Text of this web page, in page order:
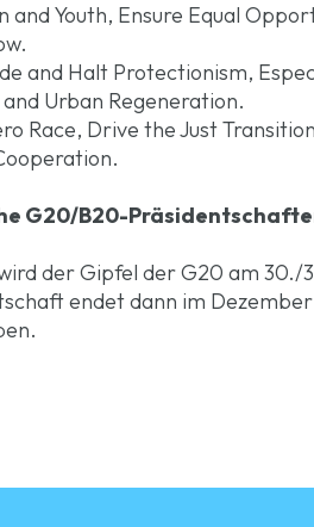
and Youth, Ensure Equal
and Halt Protectionism,
Urban Regeneration.
Race, Drive the Just
G20/B20-
der Gipfel der G20 am 30./
endet dann im